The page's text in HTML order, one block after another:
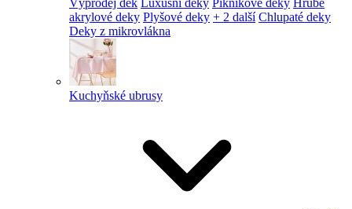
Výprodej dek Luxusní deky Piknikové deky Hrubé
akrylové deky Plyšové deky + 2 další Chlupaté deky
Deky z mikrovlákna
Kuchyňské ubrusy